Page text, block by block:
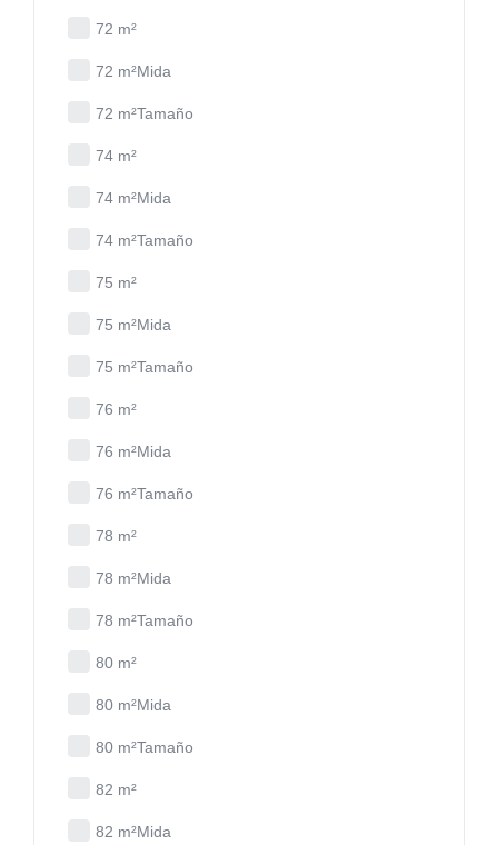
72 m²
72 m²Mida
72 m²Tamaño
74 m²
74 m²Mida
74 m²Tamaño
75 m²
75 m²Mida
75 m²Tamaño
76 m²
76 m²Mida
76 m²Tamaño
78 m²
78 m²Mida
78 m²Tamaño
80 m²
80 m²Mida
80 m²Tamaño
82 m²
82 m²Mida